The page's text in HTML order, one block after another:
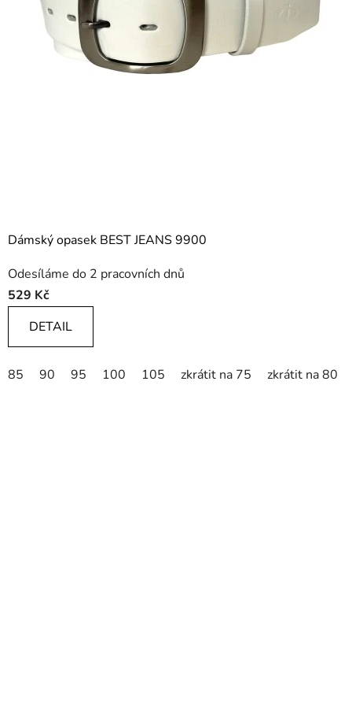
Dámský opasek BEST JEANS 9900
Odesíláme do 2 pracovních dnů
529 Kč
DETAIL
85 90 95 100 105 zkrátit na 75 zkrátit na 80